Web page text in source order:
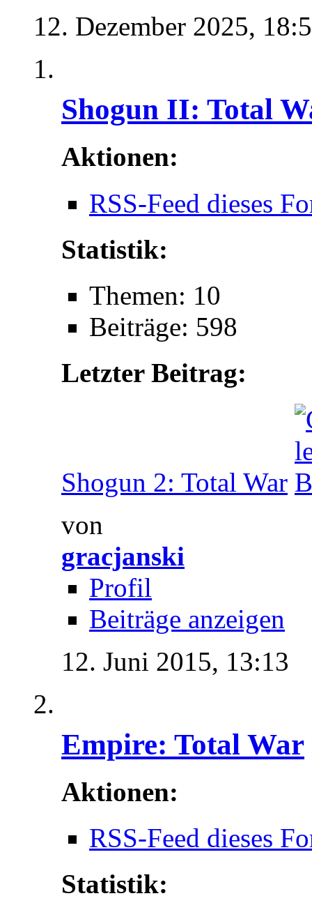
12. Dezember 2025,
Shogun II: Total
Aktionen:
RSS-Feed dieses
Statistik:
Themen: 10
Beiträge: 598
Letzter Beitrag:
Shogun 2: Total War
von
gracjanski
Profil
Beiträge anzeigen
12. Juni 2015, 13:13
Empire: Total War
Aktionen:
RSS-Feed dieses
Statistik: